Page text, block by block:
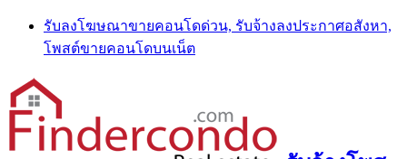
Skip
content
รับลงโฆษณาขายคอนโดด่วน, รับจ้างลงประกาศอสังหา,
โพสต์ขายคอนโดบนเน็ต